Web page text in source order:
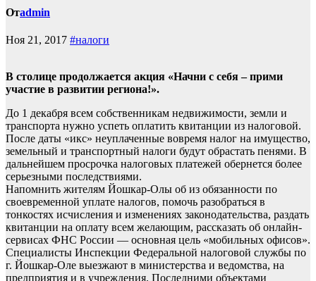
Отadmin
Ноя 21, 2017 #налоги
В столице продолжается акция «Начни с себя – прими
участие в развитии региона!».
До 1 декабря всем собственникам недвижимости, земли и
транспорта нужно успеть оплатить квитанции из налоговой.
После даты «икс» неуплаченные вовремя налог на имущество,
земельный и транспортный налоги будут обрастать пенями. В
дальнейшем просрочка налоговых платежей обернется более
серьезными последствиями.
Напомнить жителям Йошкар-Олы об из обязанности по
своевременной уплате налогов, помочь разобраться в
тонкостях исчисления и изменениях законодательства, раздать
квитанции на оплату всем желающим, рассказать об онлайн-
сервисах ФНС России — основная цель «мобильных офисов».
Специалисты Инспекции Федеральной налоговой службы по
г. Йошкар-Оле выезжают в министерства и ведомства, на
предприятия и в учреждения. Последними объектами